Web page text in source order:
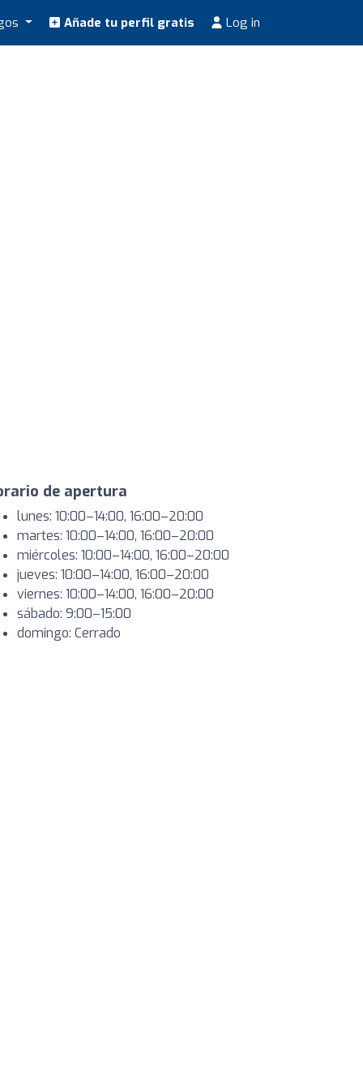
Añade tu perfil gratis Log in
de apertura
lunes: 10:00–14:00, 16:00–20:00
martes: 10:00–14:00, 16:00–20:00
miércoles: 10:00–14:00, 16:00–20:00
jueves: 10:00–14:00, 16:00–20:00
viernes: 10:00–14:00, 16:00–20:00
sábado: 9:00–15:00
domingo: Cerrado